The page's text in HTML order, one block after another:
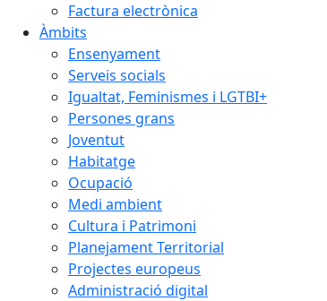
Factura electrònica
Àmbits
Ensenyament
Serveis socials
Igualtat, Feminismes i LGTBI+
Persones grans
Joventut
Habitatge
Ocupació
Medi ambient
Cultura i Patrimoni
Planejament Territorial
Projectes europeus
Administració digital